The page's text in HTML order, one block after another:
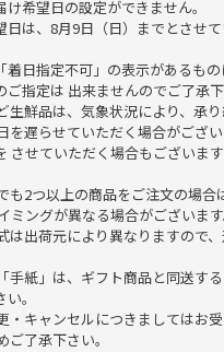
希望日の設定ができません。
は、8月9日（日）までとさせ
着日指定不可」の表示があるも
指定は 出来ませんのでご了承下
生鮮品は、気象状況により、承
を遅らせていただく場合がござい
させていただく場合もございま
も2つ以上の商品をご注文の場合
ミングが異なる場合がございます
は出荷元により異なりますので
手紙」は、ギフト商品と同送す
。
・キャンセルにつきましてはお
ご了承下さい。